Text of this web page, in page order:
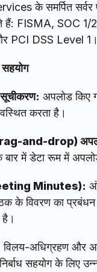
के समर्पित सर्वर
हैं: FISMA, SOC
PCI DSS Level 1।
अपलोड किए
करता है।
and-drop)
में डेटा रूम में
Minutes):
के विवरण का
है।
विलय-अधिग्रहण और
सहयोग के लिए